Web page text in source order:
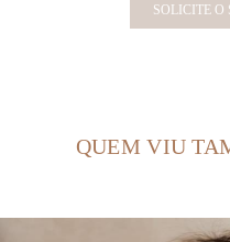
SOLICITE O
QUEM VIU